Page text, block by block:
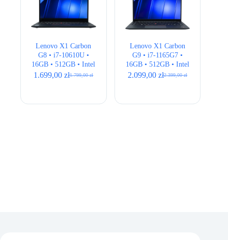
Lenovo X1 Carbon
G8 • i7-10610U •
16GB • 512GB • Intel
UHD • 14″ FHD
1.799,00zł
Pierwotna
1.799,00 zł.
1.699,00zł
Aktualna
1.699,00 zł.
Lenovo X1 Carbon
G9 • i7-1165G7 •
16GB • 512GB • Intel
Iris Xe • 14″ FHD+
2.399,00zł
Pierwotna
2.399,00 zł.
2.099,00 zł
Aktualna
2.099,00 zł.